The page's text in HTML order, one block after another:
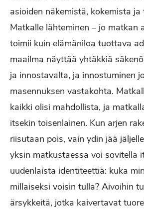
asioiden näkemistä, kokemista
Matkalle lähteminen – jo matkan
toimii kuin elämäniloa tuottava
maailma näyttää yhtäkkiä
ja innostavalta, ja innostuminen
masennuksen vastakohta.
kaikki olisi mahdollista, ja
itsekin toisenlainen. Kun arjen
riisutaan pois, vain ydin jää
yksin matkustaessa voi sovitella
uudenlaista identiteettiä: kuka
millaiseksi voisin tulla? Aivoihin
ärsykkeitä, jotka kaivertavat